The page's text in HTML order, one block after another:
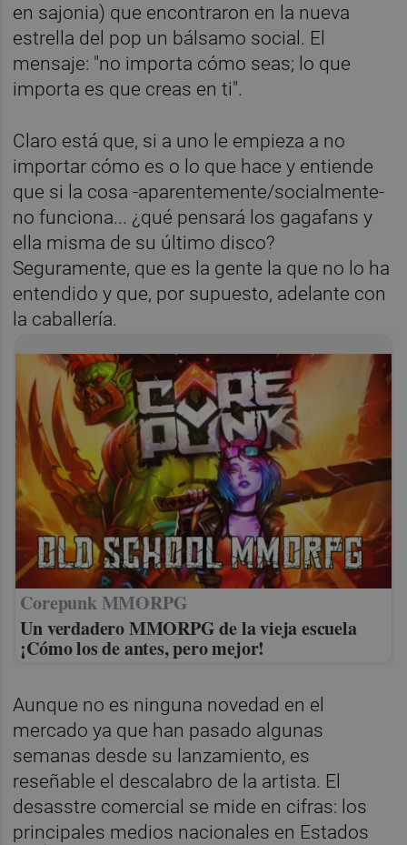
en sajonia) que encontraron en la nueva
estrella del pop un bálsamo social. El
mensaje: "no importa cómo seas; lo que
importa es que creas en ti".
Claro está que, si a uno le empieza a no
importar cómo es o lo que hace y entiende
que si la cosa -aparentemente/socialmente-
no funciona... ¿qué pensará los gagafans y
ella misma de su último disco?
Seguramente, que es la gente la que no lo ha
entendido y que, por supuesto, adelante con
la caballería.
Corepunk MMORPG
Un verdadero MMORPG de la vieja escuela
¡Cómo los de antes, pero mejor!
Aunque no es ninguna novedad en el
mercado ya que han pasado algunas
semanas desde su lanzamiento, es
reseñable el descalabro de la artista. El
desasstre comercial se mide en cifras: los
principales medios nacionales en Estados